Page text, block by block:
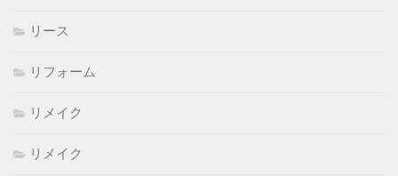
リース
リフォーム
リメイク
リメイク